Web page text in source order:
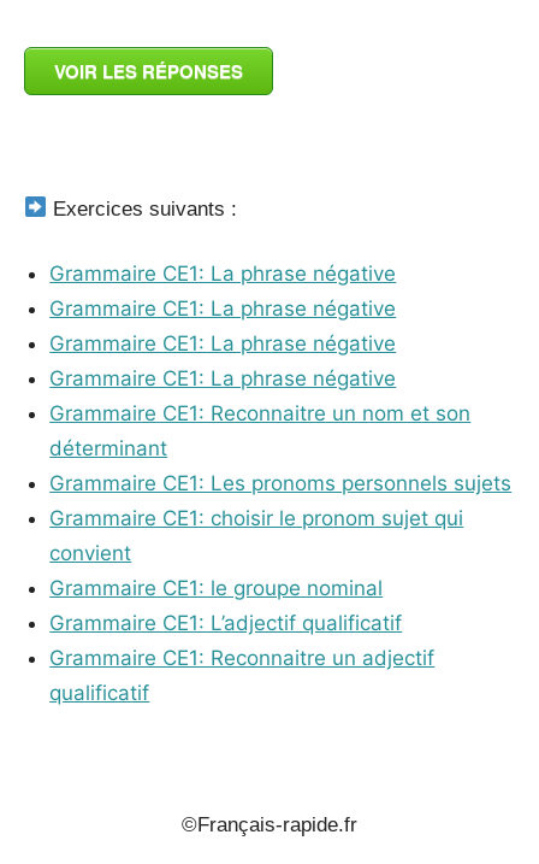
VOIR LES RÉPONSES
Exercices suivants :
Grammaire CE1: La phrase négative
Grammaire CE1: La phrase négative
Grammaire CE1: La phrase négative
Grammaire CE1: La phrase négative
Grammaire CE1: Reconnaitre un nom et son
déterminant
Grammaire CE1: Les pronoms personnels sujets
Grammaire CE1: choisir le pronom sujet qui
convient
Grammaire CE1: le groupe nominal
Grammaire CE1: L’adjectif qualificatif
Grammaire CE1: Reconnaitre un adjectif
qualificatif
©Français-rapide.fr